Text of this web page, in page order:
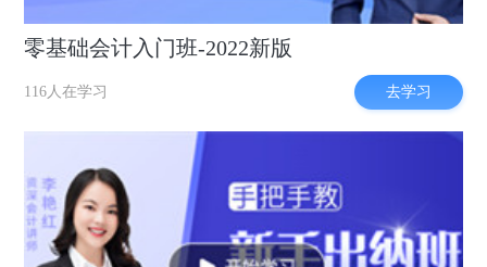
零基础会计入门班-2022新版
116人在学习 去学习